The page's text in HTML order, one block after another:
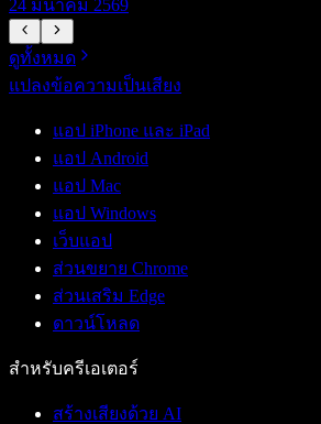
24 มีนาคม 2569
ดูทั้งหมด
แปลงข้อความเป็นเสียง
แอป iPhone และ iPad
แอป Android
แอป Mac
แอป Windows
เว็บแอป
ส่วนขยาย Chrome
ส่วนเสริม Edge
ดาวน์โหลด
สำหรับครีเอเตอร์
สร้างเสียงด้วย AI